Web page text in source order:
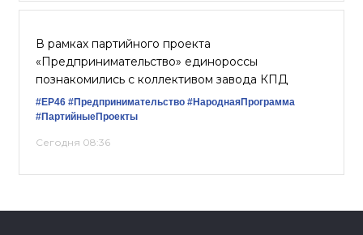
В рамках партийного проекта
«Предпринимательство» единороссы
познакомились с коллективом завода КПД
#ЕР46 #Предпринимательство #НароднаяПрограмма
#ПартийныеПроекты
Сегодня 08:36